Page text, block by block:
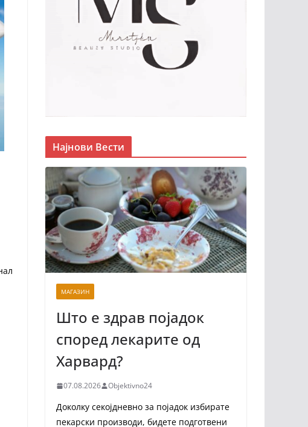
Најнови Вести
МАГАЗИН
Што е здрав појадок
според лекарите од
Харвард?
07.08.2026 Objektivno24
Доколку секојдневно за појадок избирате
пекарски производи, бидете подготвени